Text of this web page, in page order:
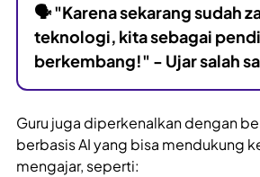
🗣"Karena sekarang sudah
teknologi, kita sebagai
berkembang!" - Ujar salah
Guru juga diperkenalkan dengan
berbasis AI yang bisa mendukung
mengajar, seperti: